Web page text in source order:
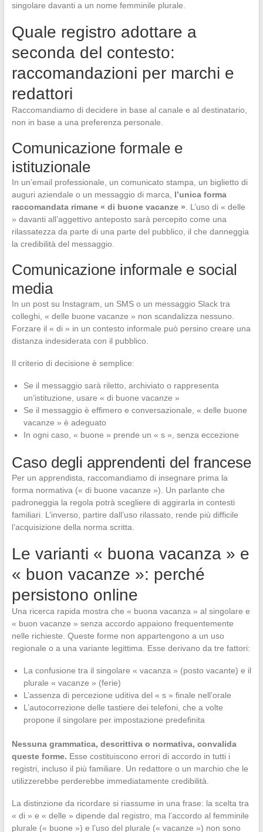
singolare davanti a un nome femminile plurale.
Quale registro adottare a
seconda del contesto:
raccomandazioni per marchi e
redattori
Raccomandiamo di decidere in base al canale e al destinatario,
non in base a una preferenza personale.
Comunicazione formale e
istituzionale
In un’email professionale, un comunicato stampa, un biglietto di
auguri aziendale o un messaggio di marca, l’unica forma
raccomandata rimane « di buone vacanze ». L’uso di « delle
» davanti all’aggettivo anteposto sarà percepito come una
rilassatezza da parte di una parte del pubblico, il che danneggia
la credibilità del messaggio.
Comunicazione informale e social
media
In un post su Instagram, un SMS o un messaggio Slack tra
colleghi, « delle buone vacanze » non scandalizza nessuno.
Forzare il « di » in un contesto informale può persino creare una
distanza indesiderata con il pubblico.
Il criterio di decisione è semplice:
Se il messaggio sarà riletto, archiviato o rappresenta
un’istituzione, usare « di buone vacanze »
Se il messaggio è effimero e conversazionale, « delle buone
vacanze » è adeguato
In ogni caso, « buone » prende un « s », senza eccezione
Caso degli apprendenti del francese
Per un apprendista, raccomandiamo di insegnare prima la
forma normativa (« di buone vacanze »). Un parlante che
padroneggia la regola potrà scegliere di aggirarla in contesti
familiari. L’inverso, partire dall’uso rilassato, rende più difficile
l’acquisizione della norma scritta.
Le varianti « buona vacanza » e
« buon vacanze »: perché
persistono online
Una ricerca rapida mostra che « buona vacanza » al singolare e
« buon vacanze » senza accordo appaiono frequentemente
nelle richieste. Queste forme non appartengono a un uso
regionale o a una variante legittima. Esse derivano da tre fattori:
La confusione tra il singolare « vacanza » (posto vacante) e il
plurale « vacanze » (ferie)
L’assenza di percezione uditiva del « s » finale nell’orale
L’autocorrezione delle tastiere dei telefoni, che a volte
propone il singolare per impostazione predefinita
Nessuna grammatica, descrittiva o normativa, convalida
queste forme. Esse costituiscono errori di accordo in tutti i
registri, incluso il più familiare. Un redattore o un marchio che le
utilizzerebbe perderebbe immediatamente credibilità.
La distinzione da ricordare si riassume in una frase: la scelta tra
« di » e « delle » dipende dal registro, ma l’accordo al femminile
plurale (« buone ») e l’uso del plurale (« vacanze ») non sono